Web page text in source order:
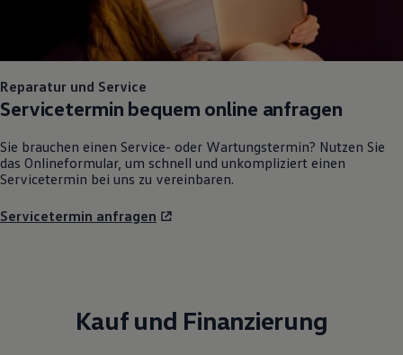
Reparatur und Service
Servicetermin bequem online anfragen
Sie brauchen einen Service- oder Wartungstermin? Nutzen Sie
das Onlineformular, um schnell und unkompliziert einen
Servicetermin bei uns zu vereinbaren.
Servicetermin anfragen
Kauf und Finanzierung